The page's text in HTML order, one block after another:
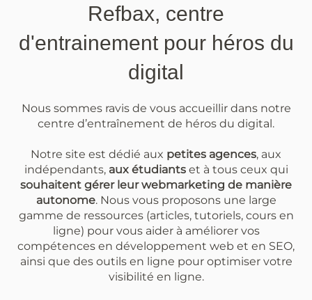
Refbax, centre
d'entrainement pour héros du
digital
Nous sommes ravis de vous accueillir dans notre
centre d’entraînement de héros du digital.
Notre site est dédié aux petites agences, aux
indépendants, aux étudiantset à tous ceux qui
souhaitent gérer leur webmarketing de manière
autonome. Nous vous proposons une large
gamme de ressources (articles, tutoriels, cours en
ligne) pour vous aider à améliorer vos
compétences en développement web et en SEO,
ainsi que des outils en ligne pour optimiser votre
visibilité en ligne.